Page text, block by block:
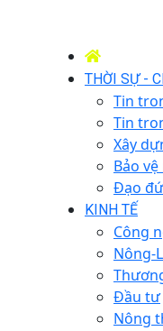
THỜI SỰ -
Tin
Tin
Xây
Bảo
Đạo
KINH TẾ
Công
Nông-
Đầu tư
Nông